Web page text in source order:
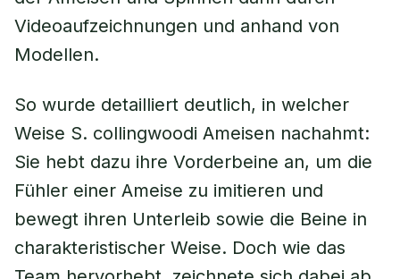
Videoaufzeichnungen und anhand von
Modellen.
So wurde detailliert deutlich, in welcher
Weise S. collingwoodi Ameisen nachahmt:
Sie hebt dazu ihre Vorderbeine an, um die
Fühler einer Ameise zu imitieren und
bewegt ihren Unterleib sowie die Beine in
charakteristischer Weise. Doch wie das